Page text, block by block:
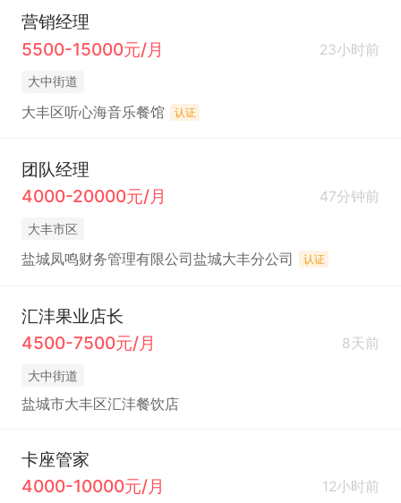
营销经理
5500-15000元/月
23小时前
大中街道
大丰区听心海音乐餐馆 认证
团队经理
4000-20000元/月
47分钟前
大丰市区
盐城凤鸣财务管理有限公司盐城大丰分公司 认证
汇沣果业店长
4500-7500元/月
8天前
大中街道
盐城市大丰区汇沣餐饮店
卡座管家
4000-10000元/月
12小时前